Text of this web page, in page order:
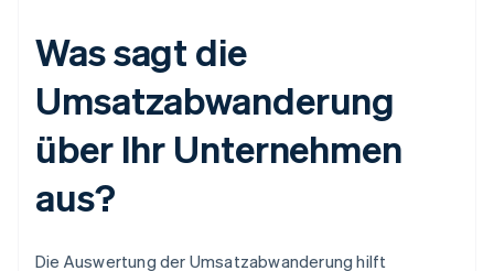
Was sagt die
Umsatzabwanderung
über Ihr Unternehmen
aus?
Die Auswertung der Umsatzabwanderung hilft